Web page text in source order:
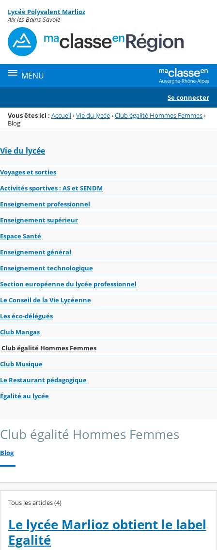
Menu de la rubrique
Contenu
Lycée Polyvalent Marlioz
Aix les Bains Savoie
MENU
Se connecter
Vous êtes ici : Accueil›Vie du lycée›Club égalité Hommes Femmes›
Blog
Vie du lycée
Voyages et sorties
Activités sportives : AS et SENDM
Enseignement professionnel
Enseignement supérieur
Espace Santé
Enseignement général
Enseignement technologique
Section européenne du lycée professionnel
Le Conseil de la Vie Lycéenne
Les éco-délégués
Club Mangas
Club égalité Hommes Femmes
Club Musique
Le Restaurant pédagogique
Égalité au lycée
Club égalité Hommes Femmes
Blog
Tous les articles (4)
Le lycée Marlioz obtient le label
Egalité